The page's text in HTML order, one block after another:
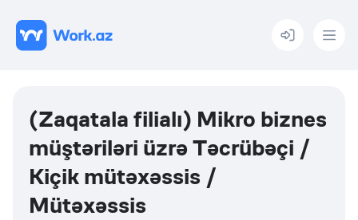
Menu
(Zaqatala filialı) Mikro biznes
müştəriləri üzrə Təcrübəçi /
Kiçik mütəxəssis /
Mütəxəssis